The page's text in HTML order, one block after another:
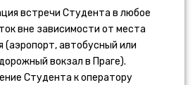
встречи Студента в любое
вне зависимости от места
(аэропорт, автобусный или
вокзал в Праге).
Студента к оператору